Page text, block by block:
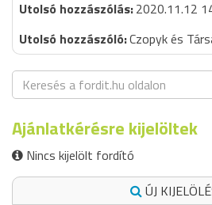
2020.11.12
Czopyk és
Ajánlatkérésre kijelöltek
Nincs kijelölt fordító
ÚJ